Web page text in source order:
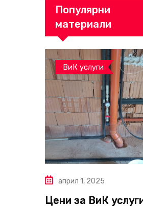
Популярни
материали
ВиК услуги
април 1, 2025
Цени за ВиК